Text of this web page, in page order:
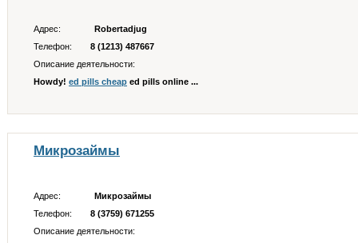
Адрес:
Robertadjug
Телефон:
8 (1213) 487667
Описание деятельности:
Howdy! ed pills cheap ed pills online ...
Микрозаймы
Адрес:
Микрозаймы
Телефон:
8 (3759) 671255
Описание деятельности: